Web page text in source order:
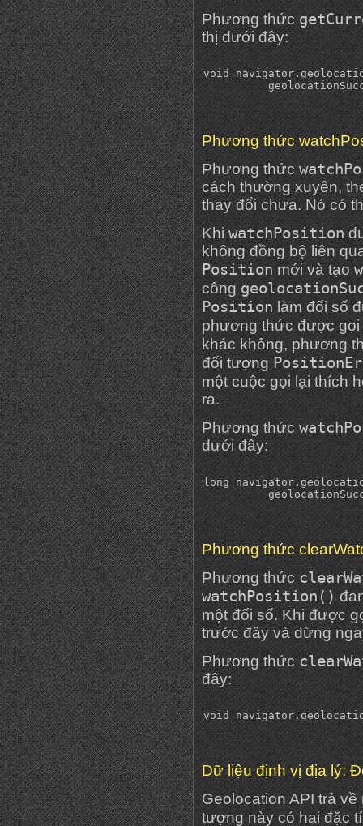
Phương thức
thị dưới đây:
void
Phương thức
Phương thức
cách thường xuyên,
thay đổi chưa. Nó có
KhiwatchPosition
không đồng bộ liên
Positionmới và tạo
công
Positionlàm đối số
phương thức được
khác không, phương
đối tượng
một cuộc gọi lại thích
ra.
Phương thức
dưới đây:
long
Phương thức
Phương thức
watchPosition()
một đối số. Khi được
trước đây và dừng
Phương thức
đây:
Dữ liệu định vị địa lý:
Geolocation API trả
tượng này có hai đặc